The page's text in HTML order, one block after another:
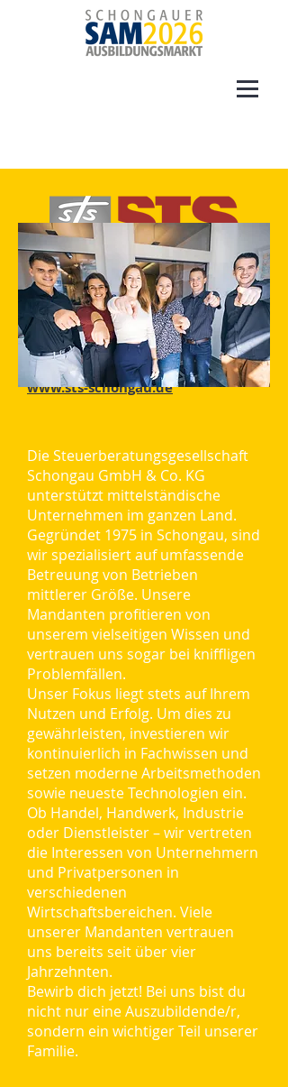
Steuerberatungsgesellschaft
Schongau GmbH
Wankstr. 2
86956 Schongau
Telefon08861 208 0
info@sts-schongau.de
www.sts-schongau.de
Die Steuerberatungsgesellschaft
Schongau GmbH & Co. KG
unterstützt mittelständische
Unternehmen im ganzen Land.
Gegründet 1975 in Schongau, sind
wir spezialisiert auf umfassende
Betreuung von Betrieben
mittlerer Größe. Unsere
Mandanten profitieren von
unserem vielseitigen Wissen und
vertrauen uns sogar bei kniffligen
Problemfällen.
Unser Fokus liegt stets auf Ihrem
Nutzen und Erfolg. Um dies zu
gewährleisten, investieren wir
kontinuierlich in Fachwissen und
setzen moderne Arbeitsmethoden
sowie neueste Technologien ein.
Ob Handel, Handwerk, Industrie
oder Dienstleister – wir vertreten
die Interessen von Unternehmern
und Privatpersonen in
verschiedenen
Wirtschaftsbereichen. Viele
unserer Mandanten vertrauen
uns bereits seit über vier
Jahrzehnten.
Bewirb dich jetzt! Bei uns bist du
nicht nur eine Auszubildende/r,
sondern ein wichtiger Teil unserer
Familie.